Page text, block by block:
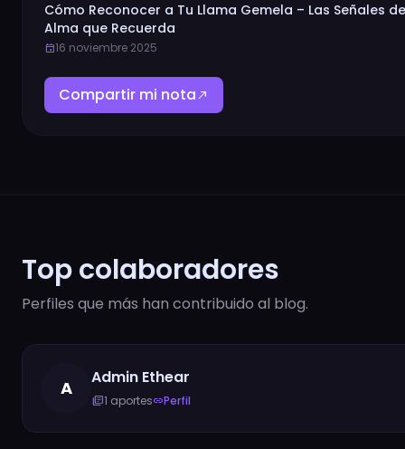
Cómo Reconocer a Tu Llama Gemela – Las Señales
Alma que Recuerda
event16 noviembre 2025
Compartir mi notanorth_east
Top colaboradores
Perfiles que más han contribuido al blog.
A Admin Ethear
library_books1 aporteslinkPerfil